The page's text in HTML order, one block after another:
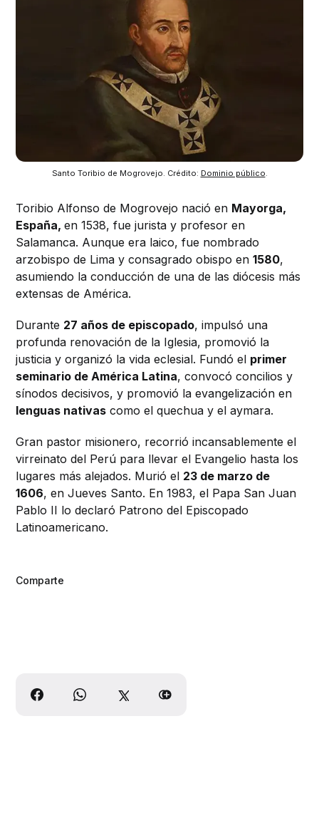
Santo Toribio de Mogrovejo. Crédito: Dominio público.
Toribio Alfonso de Mogrovejo nació en Mayorga,
España,en 1538, fue jurista y profesor en
Salamanca. Aunque era laico, fue nombrado
arzobispo de Lima y consagrado obispo en1580,
asumiendo la conducción de una de las diócesis más
extensas de América.
Durante 27 años de episcopado, impulsó una
profunda renovación de la Iglesia, promovió la
justicia y organizó la vida eclesial. Fundó el primer
seminario de América Latina, convocó concilios y
sínodos decisivos, y promovió la evangelización en
lenguas nativas como el quechua y el aymara.
Gran pastor misionero, recorrió incansablemente el
virreinato del Perú para llevar el Evangelio hasta los
lugares más alejados. Murió el 23 de marzo de
1606, en Jueves Santo. En 1983, el Papa San Juan
Pablo II lo declaró Patrono del Episcopado
Latinoamericano.
Comparte